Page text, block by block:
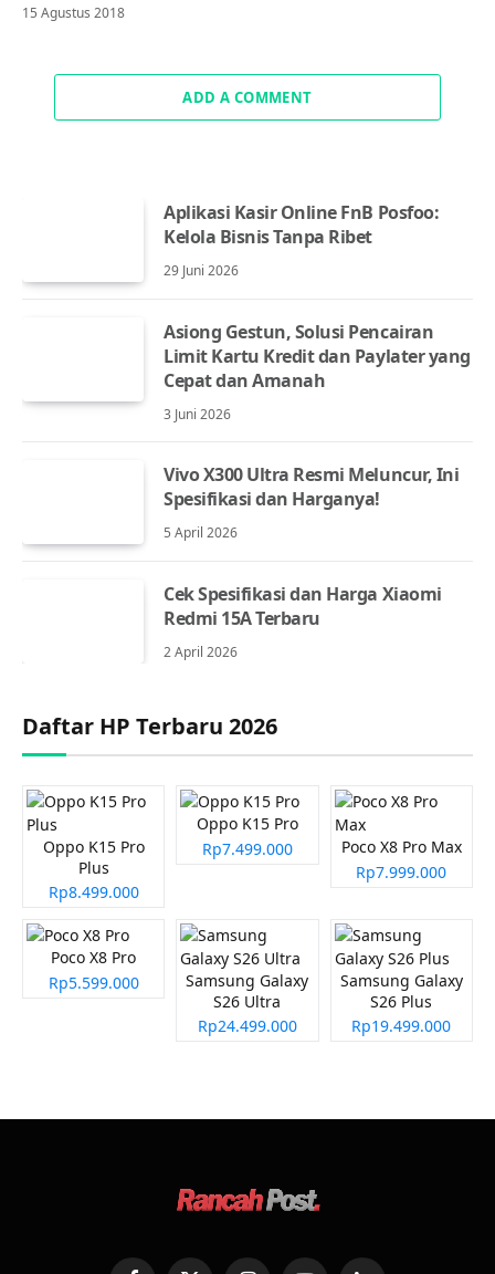
15 Agustus 2018
ADD A COMMENT
Aplikasi Kasir Online FnB Posfoo:
Kelola Bisnis Tanpa Ribet
29 Juni 2026
Asiong Gestun, Solusi Pencairan
Limit Kartu Kredit dan Paylater yang
Cepat dan Amanah
3 Juni 2026
Vivo X300 Ultra Resmi Meluncur, Ini
Spesifikasi dan Harganya!
5 April 2026
Cek Spesifikasi dan Harga Xiaomi
Redmi 15A Terbaru
2 April 2026
Daftar HP Terbaru 2026
Oppo K15 Pro
Plus
Rp8.499.000
Oppo K15 Pro
Rp7.499.000
Poco X8 Pro Max
Rp7.999.000
Poco X8 Pro
Rp5.599.000
Samsung Galaxy
S26 Ultra
Rp24.499.000
Samsung Galaxy
S26 Plus
Rp19.499.000